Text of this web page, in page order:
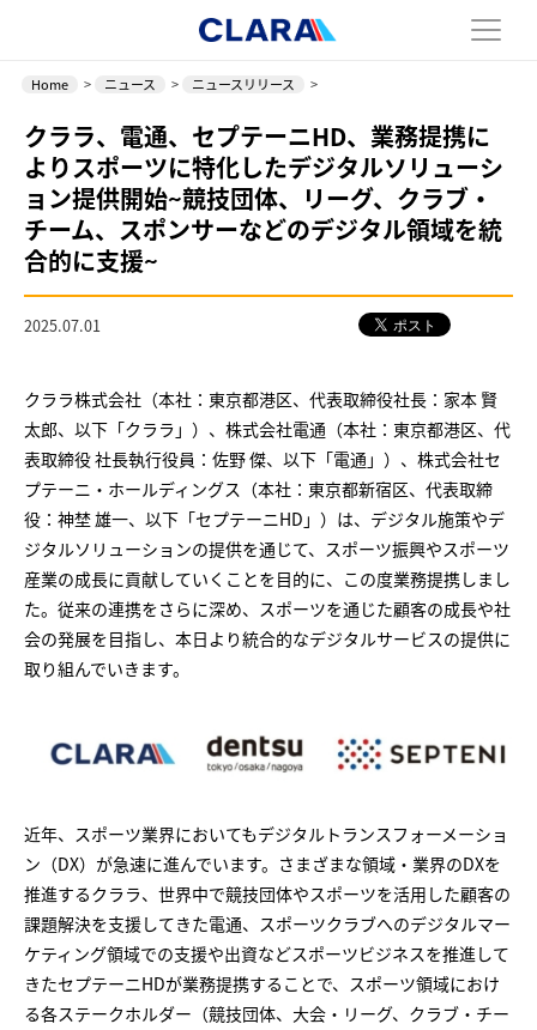
Home > ニュース > ニュースリリース >
クララ、電通、セプテーニHD、業務提携に
よりスポーツに特化したデジタルソリューシ
ョン提供開始~競技団体、リーグ、クラブ・
チーム、スポンサーなどのデジタル領域を統
合的に支援~
2025.07.01
クララ株式会社（本社：東京都港区、代表取締役社長：家本 賢
太郎、以下「クララ」）、株式会社電通（本社：東京都港区、代
表取締役 社長執行役員：佐野 傑、以下「電通」）、株式会社セ
プテーニ・ホールディングス（本社：東京都新宿区、代表取締
役：神埜 雄一、以下「セプテーニHD」）は、デジタル施策やデ
ジタルソリューションの提供を通じて、スポーツ振興やスポーツ
産業の成長に貢献していくことを目的に、この度業務提携しまし
た。従来の連携をさらに深め、スポーツを通じた顧客の成長や社
会の発展を目指し、本日より統合的なデジタルサービスの提供に
取り組んでいきます。
近年、スポーツ業界においてもデジタルトランスフォーメーショ
ン（DX）が急速に進んでいます。さまざまな領域・業界のDXを
推進するクララ、世界中で競技団体やスポーツを活用した顧客の
課題解決を支援してきた電通、スポーツクラブへのデジタルマー
ケティング領域での支援や出資などスポーツビジネスを推進して
きたセプテーニHDが業務提携することで、スポーツ領域におけ
る各ステークホルダー（競技団体、大会・リーグ、クラブ・チー